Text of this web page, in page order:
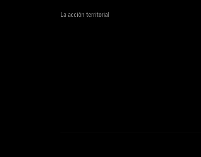
La acción territorial